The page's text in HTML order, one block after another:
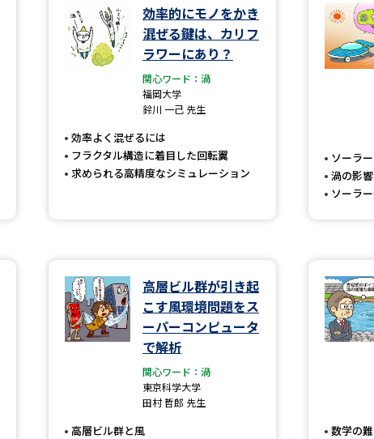
大学・短大以外
専門学校の資料請求
大学入学共通テスト
大学入学共通テスト
高等学校（情報）教員
大学で学べる内
新増設大学・学部・
新学年
新学年スタート号特
効率的にモノをかき
混ぜる鍵は、カリフ
ラワーにあり？
関心ワード：渦
福岡大学
鈴川 一己 先生
効率よく混ぜるには
フラクタル構造に着目した回転翼
求められる高精度なシミュレーション
ソーラ
渦の影
ソーラ
高層ビル群が引き起
こす風環境問題をス
ーパーコンピュータ
で解析
関心ワード：渦
東京科学大学
田村 哲郎 先生
高層ビル群と風
数学の